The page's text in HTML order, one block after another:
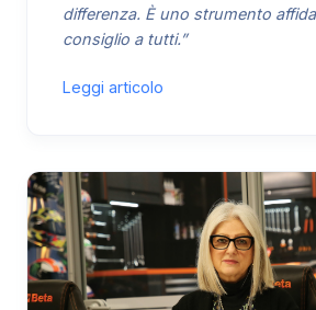
differenza. È uno strumento
consiglio a tutti.”
Leggi articolo